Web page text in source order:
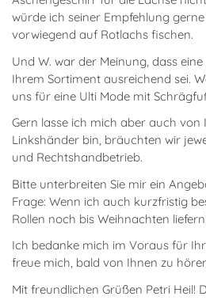
würde ich seiner Empfehlung
vorwiegend auf Rotlachs fischen.
Und W. war der Meinung, dass
Ihrem Sortiment ausreichend sei.
uns für eine Ulti Mode mit
Gern lasse ich mich aber auch von
Linkshänder bin, bräuchten wir
und Rechtshandbetrieb.
Bitte unterbreiten Sie mir ein
Frage: Wenn ich auch kurzfristig
Rollen noch bis Weihnachten
Ich bedanke mich im Voraus für
freue mich, bald von Ihnen zu
Mit freundlichen Grüßen Petri Heil!